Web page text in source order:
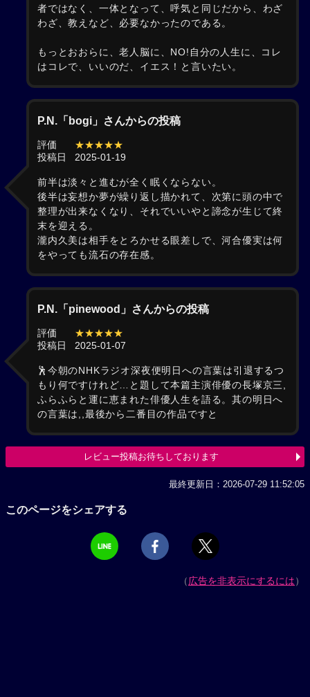
者ではなく、一体となって、呼気と同じだから、わざ
わざ、教えなど、必要なかったのである。
もっとおおらに、老人脳に、NO!自分の人生に、コレ
はコレで、いいのだ、イエス！と言いたい。
P.N.「bogi」さんからの投稿
評価
★★★★★
投稿日
2025-01-19
前半は淡々と進むが全く眠くならない。
後半は妄想か夢が繰り返し描かれて、次第に頭の中で
整理が出来なくなり、それでいいやと諦念が生じて終
末を迎える。
瀧内久美は相手をとろかせる眼差しで、河合優実は何
をやっても流石の存在感。
P.N.「pinewood」さんからの投稿
評価
★★★★★
投稿日
2025-01-07
🕺今朝のNHKラジオ深夜便明日への言葉は引退するつ
もり何ですけれど…と題して本篇主演俳優の長塚京三,
ふらふらと運に恵まれた俳優人生を語る。其の明日へ
の言葉は,,最後から二番目の作品ですと
レビュー投稿お待ちしております
最終更新日：2026-07-29 11:52:05
このページをシェアする
（広告を非表示にするには）